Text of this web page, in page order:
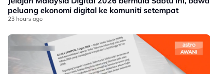
peluang ekonomi digital ke komuniti setempat
23 hours ago